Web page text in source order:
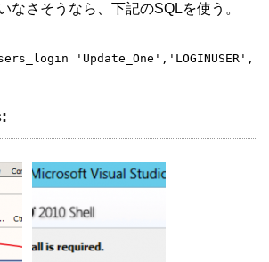
なさそうなら、下記のSQLを使う。